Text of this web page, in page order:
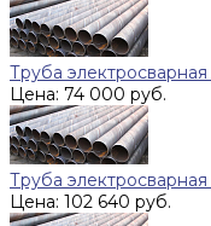
Труба электросварная
Цена: 74 000 руб.
Труба
Цена: 102 640 руб.